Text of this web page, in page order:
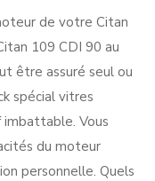
de votre Citan
109 CDI 90 au
être assuré seul ou
spécial vitres
Vous
du moteur
personnelle. Quels